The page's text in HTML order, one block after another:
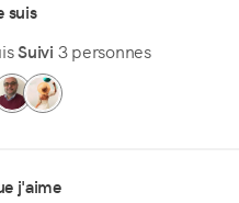
suis
Suivi 3 personnes
j'aime